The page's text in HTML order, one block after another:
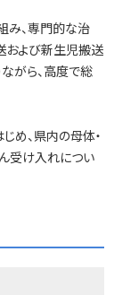
み、専門的な治
および新生児搬送
がら、高度で総
め、県内の母体・
受け入れについ